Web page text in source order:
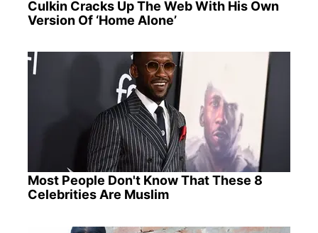
Culkin Cracks Up The Web With His Own
Version Of ‘Home Alone’
Most People Don't Know That These 8
Celebrities Are Muslim